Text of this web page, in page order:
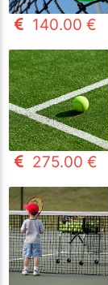
140.00 €
275.00 €